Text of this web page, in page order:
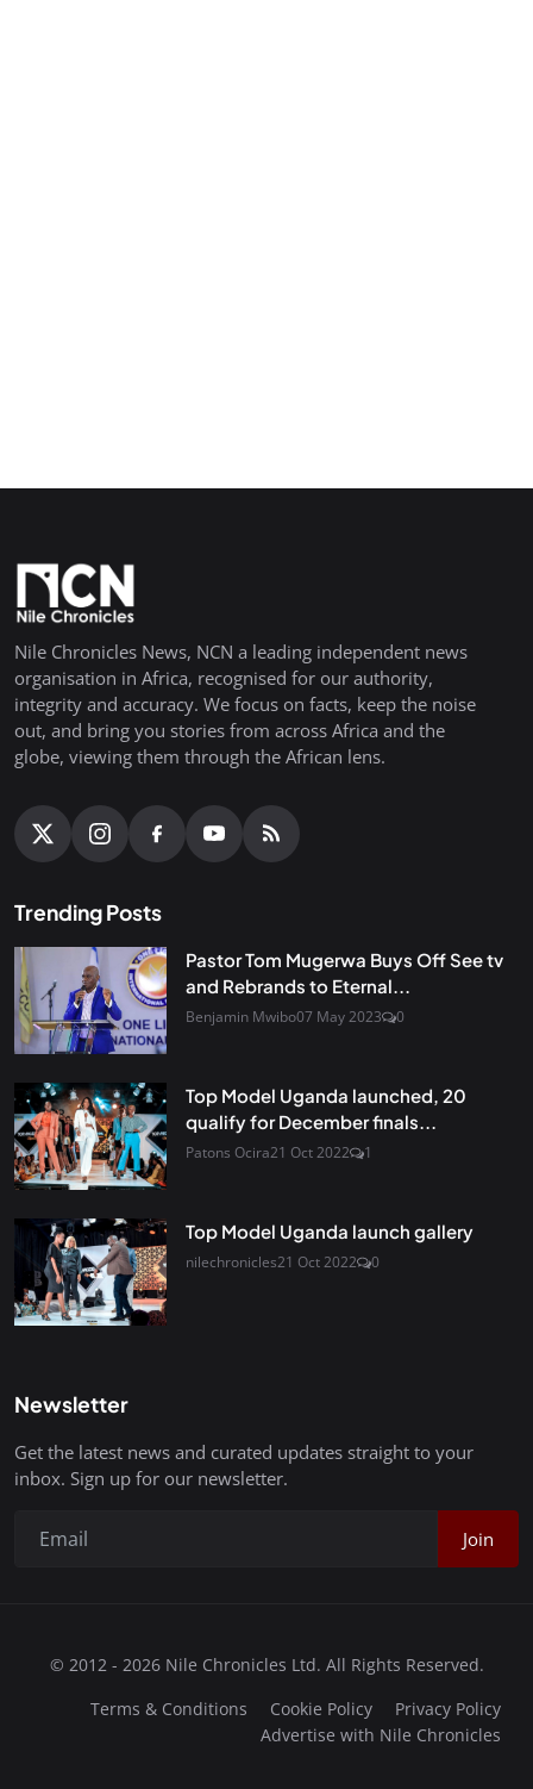
Nile Chronicles News, NCN a leading independent news
organisation in Africa, recognised for our authority,
integrity and accuracy. We focus on facts, keep the noise
out, and bring you stories from across Africa and the
globe, viewing them through the African lens.
Trending Posts
Pastor Tom Mugerwa Buys Off See tv
and Rebrands to Eternal...
Benjamin Mwibo07 May 2023 0
Top Model Uganda launched, 20
qualify for December finals...
Patons Ocira21 Oct 2022 1
Top Model Uganda launch gallery
nilechronicles21 Oct 2022 0
Newsletter
Get the latest news and curated updates straight to your
inbox. Sign up for our newsletter.
Join
© 2012 - 2026 Nile Chronicles Ltd. All Rights Reserved.
Terms & Conditions
Cookie Policy
Privacy Policy
Advertise with Nile Chronicles